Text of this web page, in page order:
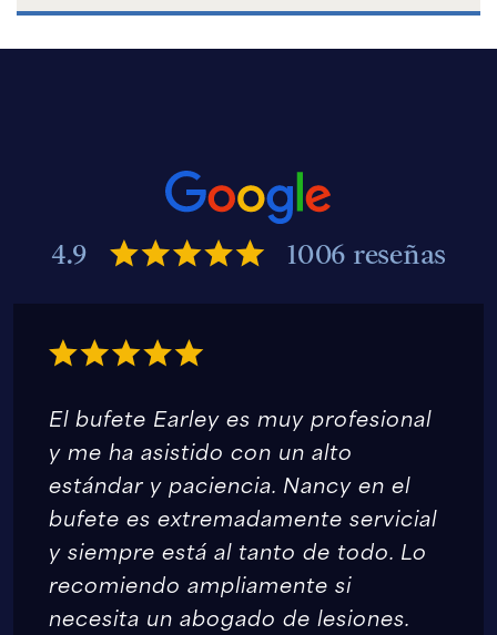
4.9 1006 reseñas
El bufete Earley es muy profesional
y me ha asistido con un alto
estándar y paciencia. Nancy en el
bufete es extremadamente servicial
y siempre está al tanto de todo. Lo
recomiendo ampliamente si
necesita un abogado de lesiones.